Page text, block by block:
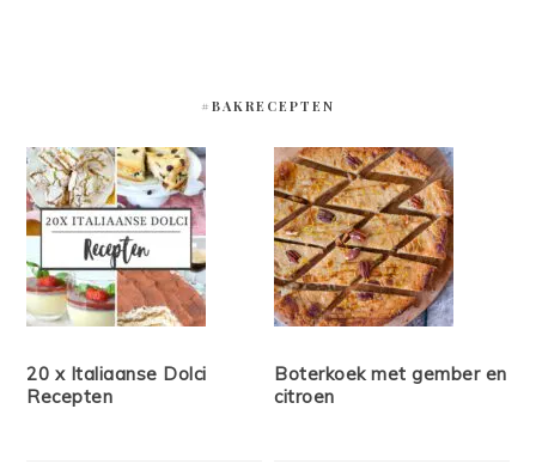
#BAKRECEPTEN
20 x Italiaanse Dolci
Recepten
Boterkoek met gember en
citroen